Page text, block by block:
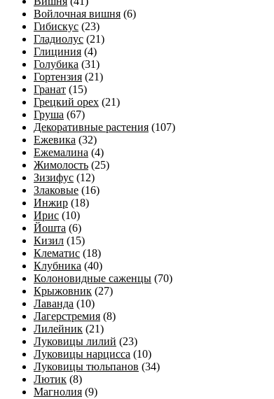
Войлочная вишня (6)
Гибискус (23)
Гладиолус (21)
Глициния (4)
Голубика (31)
Гортензия (21)
Гранат (15)
Грецкий орех (21)
Груша (67)
Декоративные растения (107)
Ежевика (32)
Ежемалина (4)
Жимолость (25)
Зизифус (12)
Злаковые (16)
Инжир (18)
Ирис (10)
Йошта (6)
Кизил (15)
Клематис (18)
Клубника (40)
Колоновидные саженцы (70)
Крыжовник (27)
Лаванда (10)
Лагерстремия (8)
Лилейник (21)
Луковицы лилий (23)
Луковицы нарцисса (10)
Луковицы тюльпанов (34)
Лютик (8)
Магнолия (9)